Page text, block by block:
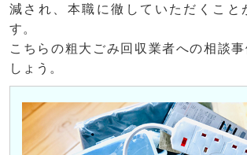
減され、本職に徹していただくこと
す。
こちらの粗大ごみ回収業者への相談
しょう。